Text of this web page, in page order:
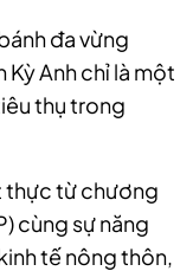
đa vừng
Kỳ Anh chỉ là một
thụ trong
thực từ chương
cùng sự năng
tế nông thôn,